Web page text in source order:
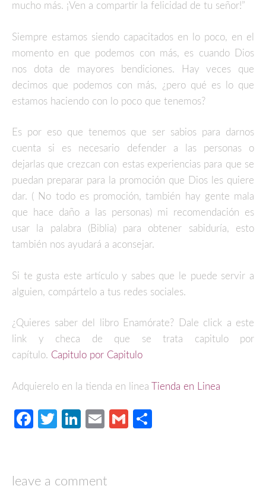
mucho más. ¡Ven a compartir la felicidad de tu señor!”
Siempre estamos siendo capacitados en lo poco, en el
momento en que podemos con más, es cuando Dios
nos dota de mayores bendiciones. Hay veces que
decimos que podemos con más, ¿pero qué es lo que
estamos haciendo con lo poco que tenemos?
Es por eso que tenemos que ser sabios para darnos
cuenta si es necesario defender a las personas o
dejarlas que crezcan con estas experiencias para que se
puedan preparar para la promoción que Dios les quiere
dar. ( No todo es promoción, también hay gente mala
que hace daño a las personas) mi recomendación es
usar la palabra (Biblia) para obtener sabiduría, esto
también nos ayudará a aconsejar.
Si te gusta este artículo y sabes que le puede servir a
alguien, compártelo a tus redes sociales.
¿Quieres saber del libro Enamórate? Dale click a este
link y checa de que se trata capitulo por
capítulo. Capitulo por Capitulo
Adquierelo en la tienda en linea Tienda en Linea
Facebook
TwitterLinkedIn
EmailGmail
leave a comment